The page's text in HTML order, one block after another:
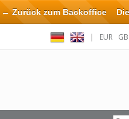
| EUR
← Zurück zum Backoffice
Eventuell können nicht alle